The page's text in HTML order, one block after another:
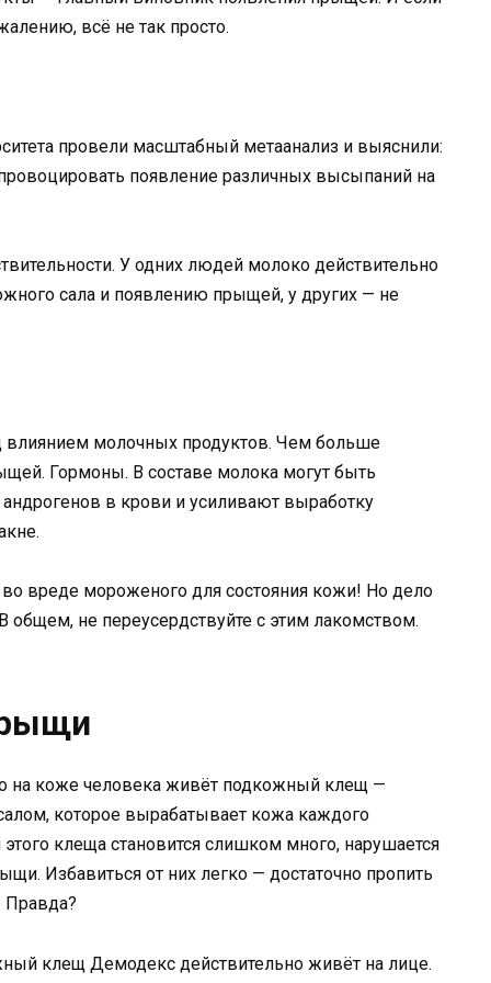
всё не так просто.
провели масштабный метаанализ и выяснили:
появление различных высыпаний на
У одних людей молоко действительно
сала и появлению прыщей, у других — не
влиянием молочных продуктов. Чем больше
Гормоны. В составе молока могут быть
в крови и усиливают выработку
вреде мороженого для состояния кожи! Но дело
не переусердствуйте с этим лакомством.
на коже человека живёт подкожный клещ —
которое вырабатывает кожа каждого
клеща становится слишком много, нарушается
Избавиться от них легко — достаточно пропить
Правда?
клещ Демодекс действительно живёт на лице.